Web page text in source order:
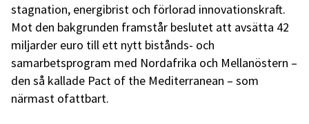
stagnation, energibrist och förlorad innovationskraft.
Mot den bakgrunden framstår beslutet att avsätta 42
miljarder euro till ett nytt bistånds- och
samarbetsprogram med Nordafrika och Mellanöstern –
den så kallade Pact of the Mediterranean – som
närmast ofattbart.